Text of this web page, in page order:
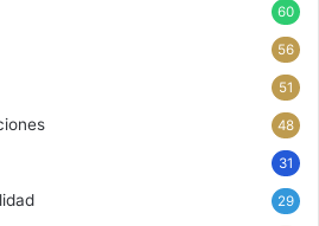
60
56
51
48
31
29